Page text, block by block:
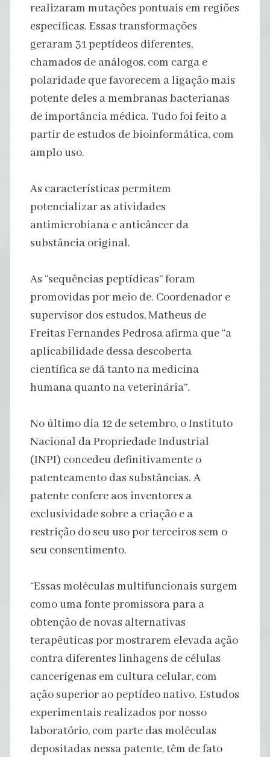
realizaram mutações pontuais em regiões
específicas. Essas transformações
geraram 31 peptídeos diferentes,
chamados de análogos, com carga e
polaridade que favorecem a ligação mais
potente deles a membranas bacterianas
de importância médica. Tudo foi feito a
partir de estudos de bioinformática, com
amplo uso.
As características permitem
potencializar as atividades
antimicrobiana e anticâncer da
substância original.
As “sequências peptídicas” foram
promovidas por meio de. Coordenador e
supervisor dos estudos, Matheus de
Freitas Fernandes Pedrosa afirma que “a
aplicabilidade dessa descoberta
científica se dá tanto na medicina
humana quanto na veterinária”.
No último dia 12 de setembro, o Instituto
Nacional da Propriedade Industrial
(INPI) concedeu definitivamente o
patenteamento das substâncias. A
patente confere aos inventores a
exclusividade sobre a criação e a
restrição do seu uso por terceiros sem o
seu consentimento.
“Essas moléculas multifuncionais surgem
como uma fonte promissora para a
obtenção de novas alternativas
terapêuticas por mostrarem elevada ação
contra diferentes linhagens de células
cancerígenas em cultura celular, com
ação superior ao peptídeo nativo. Estudos
experimentais realizados por nosso
laboratório, com parte das moléculas
depositadas nessa patente, têm de fato